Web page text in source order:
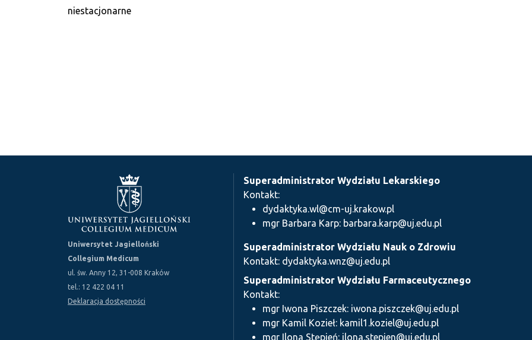
niestacjonarne
Uniwersytet Jagielloński
Collegium Medicum
ul. św. Anny 12, 31-008 Kraków
tel.: 12 422 04 11
Deklaracja dostępności
Superadministrator Wydziału Lekarskiego
Kontakt:
dydaktyka.wl@cm-uj.krakow.pl
mgr Barbara Karp: barbara.karp@uj.edu.pl
Superadministrator Wydziału Nauk o Zdrowiu
Kontakt: dydaktyka.wnz@uj.edu.pl
Superadministrator Wydziału Farmaceutycznego
Kontakt:
mgr Iwona Piszczek: iwona.piszczek@uj.edu.pl
mgr Kamil Kozieł: kamil1.koziel@uj.edu.pl
mgr Ilona Stępień: ilona.stepien@uj.edu.pl